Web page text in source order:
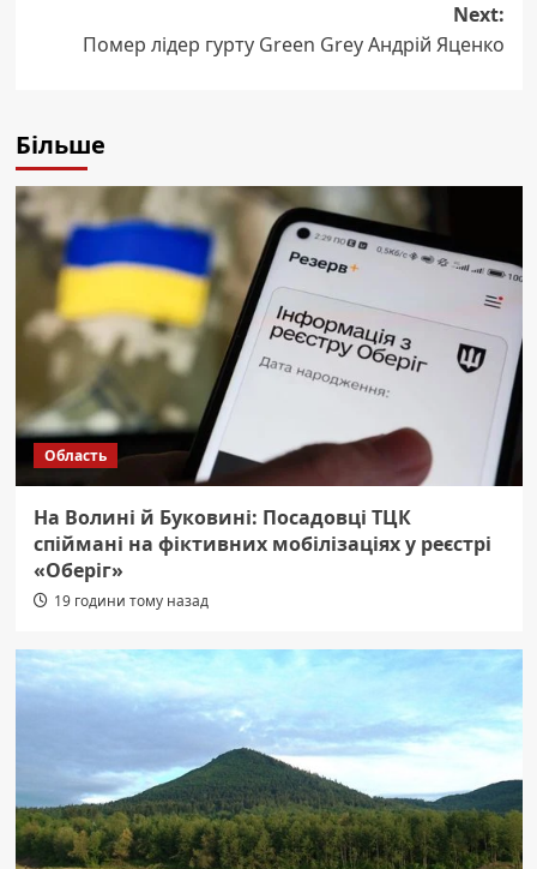
Next:
Помер лідер гурту Green Grey Андрій Яценко
Більше
Область
На Волині й Буковині: Посадовці ТЦК
спіймані на фіктивних мобілізаціях у реєстрі
«Оберіг»
19 години тому назад